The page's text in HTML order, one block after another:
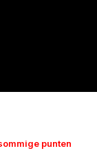
punten